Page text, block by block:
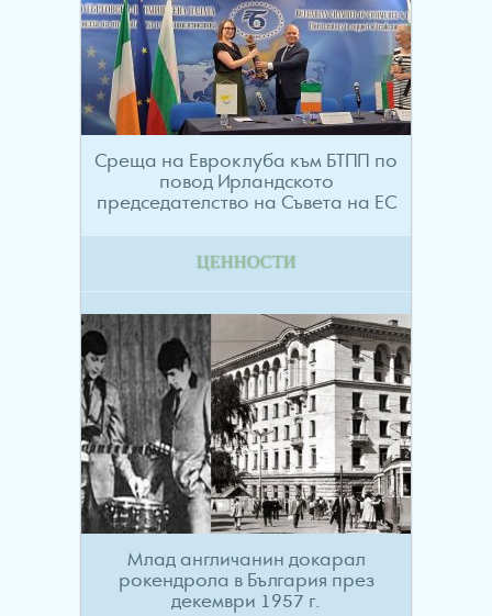
Среща на Евроклуба към БТПП по
повод Ирландското
председателство на Съвета на ЕС
ЦЕННОСТИ
Млад англичанин докарал
рокендрола в България през
декември 1957 г.